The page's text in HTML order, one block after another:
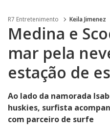
R7 Entretenimento Keila Jimenez
Medina e
mar pela
estação de
Ao lado da namorada
huskies, surfista
com parceiro de surfe